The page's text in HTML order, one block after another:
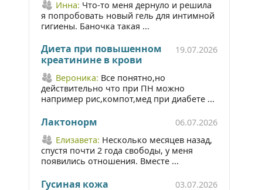
Инна: Что-то меня дернуло и решила
я попробовать новый гель для интимной
гигиены. Баночка такая ...
Диета при повышенном
креатинине в крови
19.07.2026
Вероника: Все понятно,но
действительно что при ПН можно
например рис,компот,мед при диабете ...
Лактонорм
06.07.2026
Елизавета: Несколько месяцев назад,
спустя почти 2 года свободы, у меня
появились отношения. Вместе ...
Гусиная кожа
03.07.2026